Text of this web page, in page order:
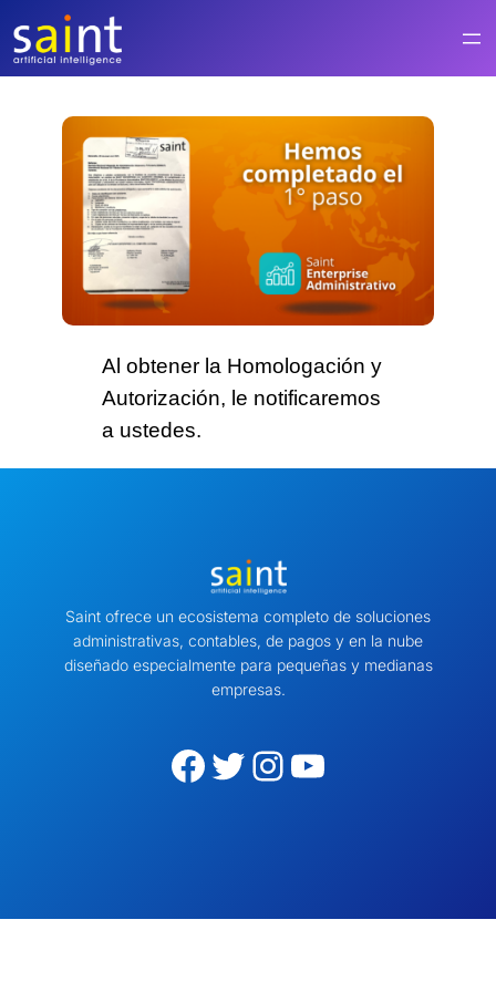
contenido
Al obtener la Homologación y
Autorización, le notificaremos
a ustedes.
Saint ofrece un ecosistema completo de soluciones
administrativas, contables, de pagos y en la nube
diseñado especialmente para pequeñas y medianas
empresas.
Facebook Twitter Instagram YouTube